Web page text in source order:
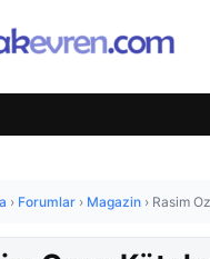
› Forumlar › Magazin › Rasim